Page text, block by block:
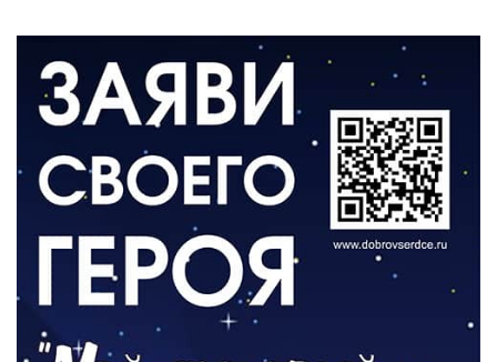
ВЛАСТЬ
«Второй старт» для ветеранов СВО
РАЗЪЯСНЯЕМ
Контракт с новой выплатой
05.08.2026